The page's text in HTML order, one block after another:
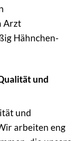
Arzt
Hähnchen-
und
und
arbeiten eng